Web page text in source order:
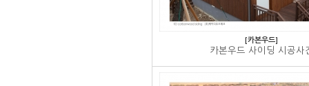
[카본우드]
카본우드 사이딩 시공사